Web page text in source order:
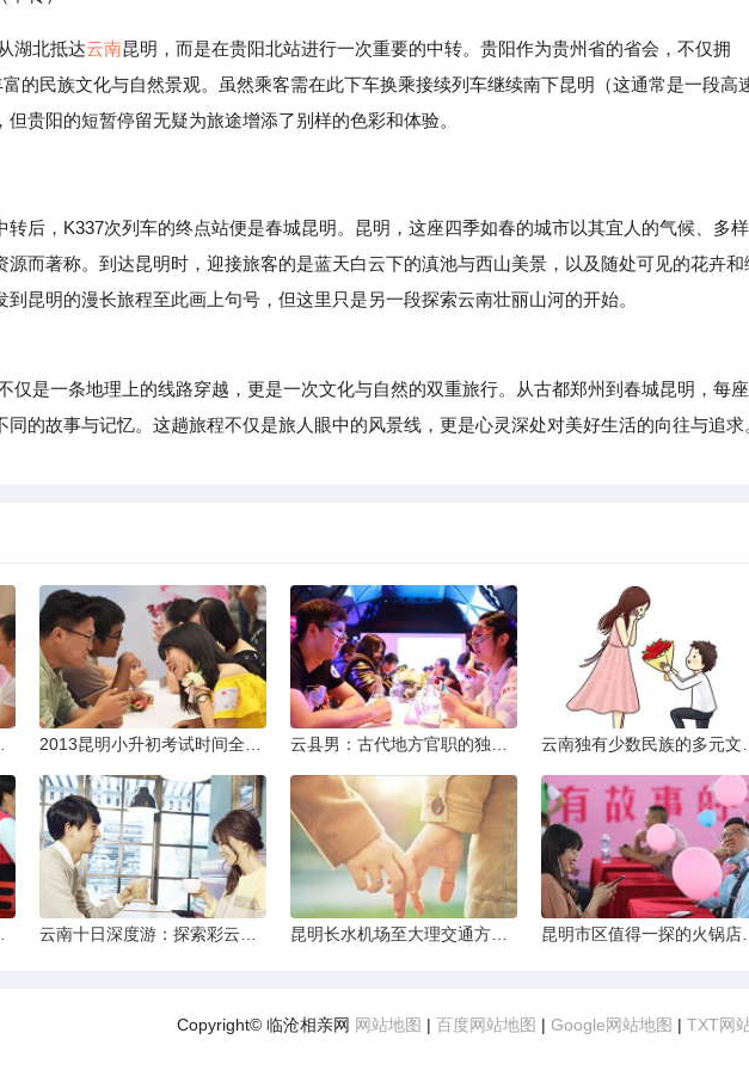
湖北抵达云南昆明，而是在贵阳北站进行一次重要的中转。贵阳作为贵州省的省会，不仅拥
富的民族文化与自然景观。虽然乘客需在此下车换乘接续列车继续南下昆明（这通常是一段高
贵阳的短暂停留无疑为旅途增添了别样的色彩和体验。
转后，K337次列车的终点站便是春城昆明。昆明，这座四季如春的城市以其宜人的气候、多样
源而著称。到达昆明时，迎接旅客的是蓝天白云下的滇池与西山美景，以及随处可见的花卉和
昆明的漫长旅程至此画上句号，但这里只是另一段探索云南壮丽山河的开始。
是一条地理上的线路穿越，更是一次文化与自然的双重旅行。从古都郑州到春城昆明，每座
的故事与记忆。这趟旅程不仅是旅人眼中的风景线，更是心灵深处对美好生活的向往与追求
Copyright© 临沧相亲网 网站地图 | 百度网站地图 | Google网站地图 | TXT网